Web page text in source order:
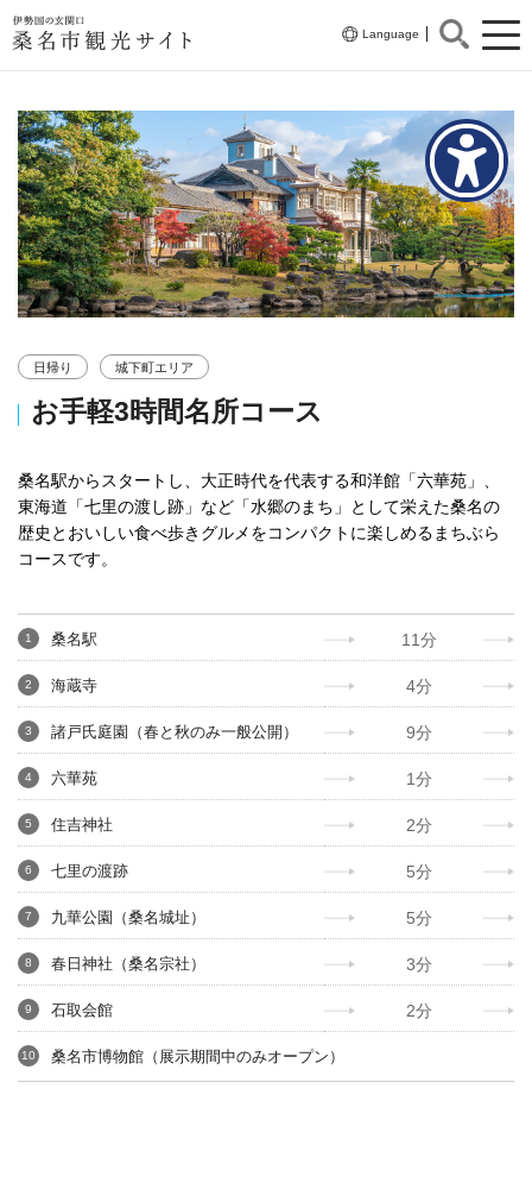
伊勢国の玄関口
桑名市観光サイト
Language
日帰り 城下町エリア
お手軽3時間名所コース
桑名駅からスタートし、大正時代を代表する和洋館「六華苑」、
東海道「七里の渡し跡」など「水郷のまち」として栄えた桑名の
歴史とおいしい食べ歩きグルメをコンパクトに楽しめるまちぶら
コースです。
1 桑名駅 11分
2 海蔵寺 4分
3 諸戸氏庭園（春と秋のみ一般公開） 9分
4 六華苑 1分
5 住吉神社 2分
6 七里の渡跡 5分
7 九華公園（桑名城址） 5分
8 春日神社（桑名宗社） 3分
9 石取会館 2分
10 桑名市博物館（展示期間中のみオープン）